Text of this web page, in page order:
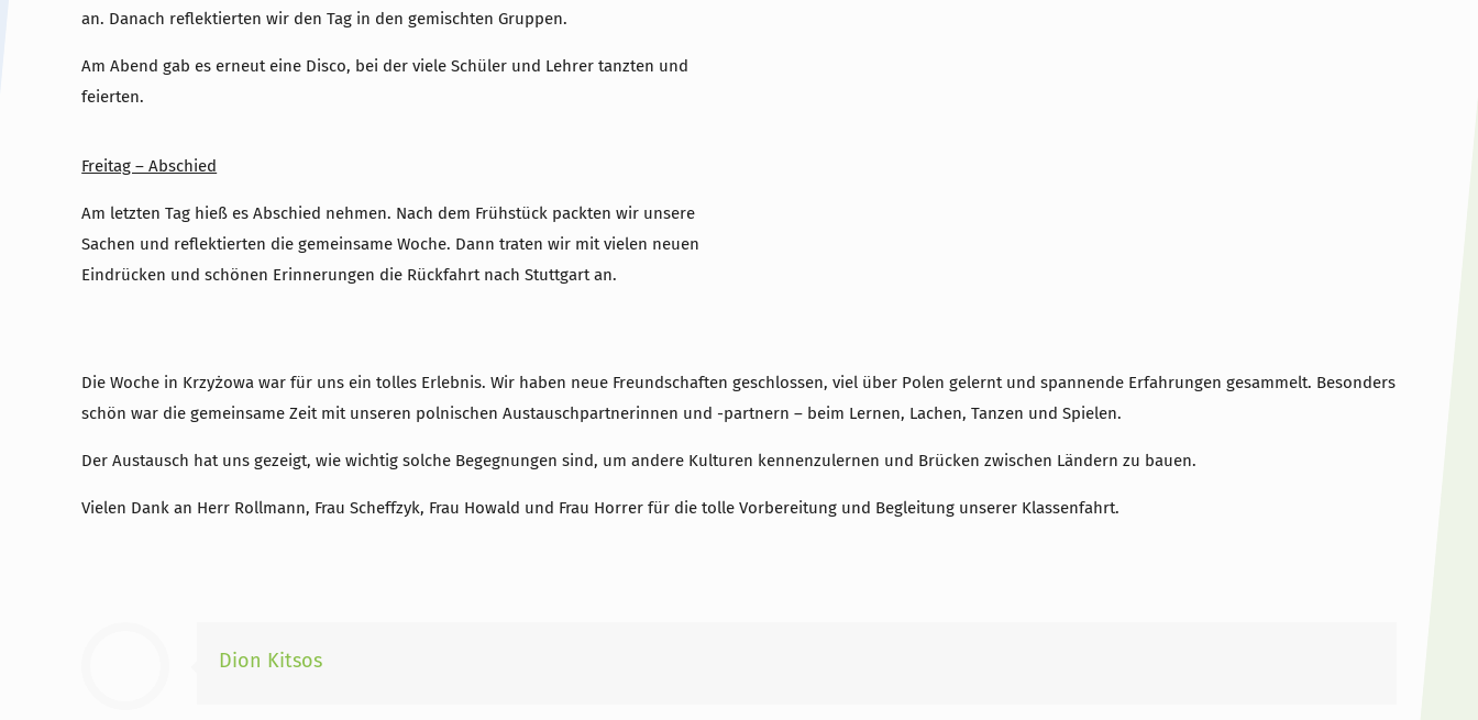
an. Danach reflektierten wir den Tag in den gemischten Gruppen.
Am Abend gab es erneut eine Disco, bei der viele Schüler und Lehrer tanzten und
feierten.
Freitag – Abschied
Am letzten Tag hieß es Abschied nehmen. Nach dem Frühstück packten wir unsere
Sachen und reflektierten die gemeinsame Woche. Dann traten wir mit vielen neuen
Eindrücken und schönen Erinnerungen die Rückfahrt nach Stuttgart an.
Die Woche in Krzyżowa war für uns ein tolles Erlebnis. Wir haben neue Freundschaften geschlossen, viel über Polen gelernt und spannende Erfahrungen gesammelt. Besonders
schön war die gemeinsame Zeit mit unseren polnischen Austauschpartnerinnen und -partnern – beim Lernen, Lachen, Tanzen und Spielen.
Der Austausch hat uns gezeigt, wie wichtig solche Begegnungen sind, um andere Kulturen kennenzulernen und Brücken zwischen Ländern zu bauen.
Vielen Dank an Herr Rollmann, Frau Scheffzyk, Frau Howald und Frau Horrer für die tolle Vorbereitung und Begleitung unserer Klassenfahrt.
Dion Kitsos